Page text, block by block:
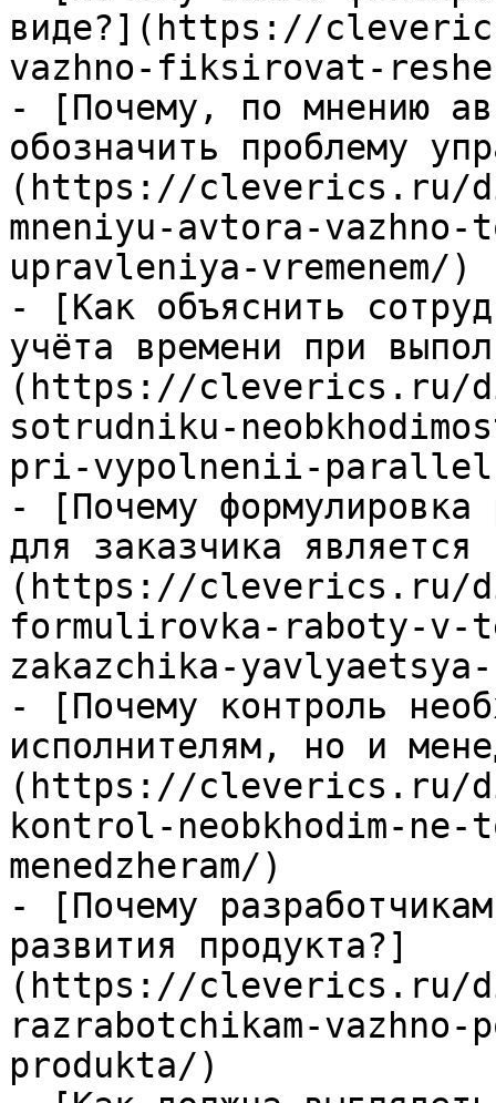
виде?](https://
vazhno-fiksirovat-
- [Почему, по мнению
обозначить проблему
(https://cleverics.ru/
mneniyu-avtora-vazhno-
upravleniya-vremenem/)
- [Как объяснить
учёта времени при
(https://cleverics.ru/
sotrudniku-
pri-vypolnenii-
- [Почему формулировка
для заказчика
(https://cleverics.ru/
formulirovka-raboty-v-
zakazchika-
- [Почему контроль
исполнителям, но и
(https://cleverics.ru/
kontrol-neobkhodim-
menedzheram/)
- [Почему
развития продукта?]
(https://cleverics.ru/
razrabotchikam-
produkta/)